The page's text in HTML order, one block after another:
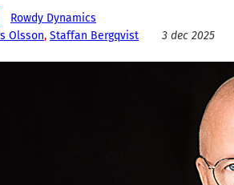
Rowdy Dynamics
Olsson, Staffan Bergqvist 3 dec 2025